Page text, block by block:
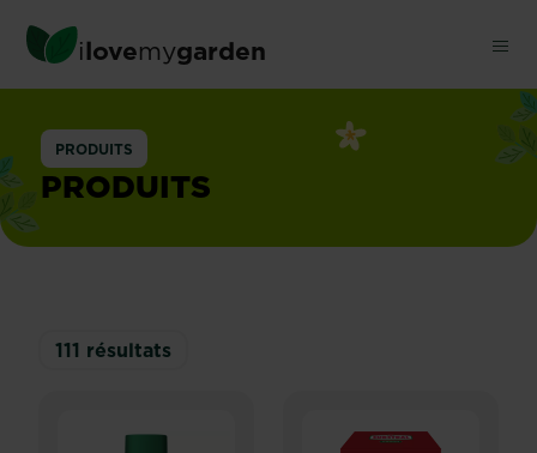
main
content
ilovemygarden
PRODUITS
PRODUITS
111 résultats